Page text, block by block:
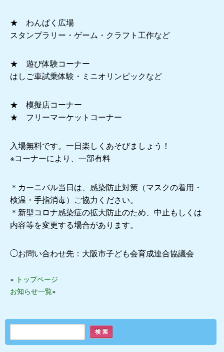
★ わんぱく広場
スタンプラリー・ゲーム・クラフト工作など
★ 遊び体験コーナー
はしご車試乗体験・ミニオリンピックなど
★ 模擬店コーナー
★ フリーマーケットコーナー
入場無料です。一日楽しくあそびましょう！
※コーナーにより、一部有料
＊カーニバル当日は、感染防止対策（マスクの着用・
検温・手指消毒）ご協力ください。
＊新型コロナ感染症の拡大防止のため、中止もしくは
内容等を変更する場合があります。
◯お問い合わせ先：大阪市子ども会育成連合協議会
« トップページ
お知らせ一覧»